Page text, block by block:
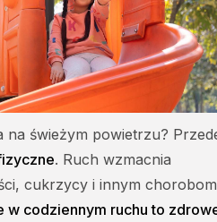
na świeżym powietrzu?
. Ruch wzmacnia
cukrzycy i innym chorobom
w codziennym ruchu to